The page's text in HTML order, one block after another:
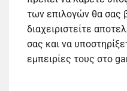
των επιλογών θα σας
διαχειριστείτε
σας και να
εμπειρίες τους στο